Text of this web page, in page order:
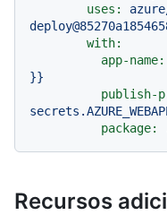
uses:
with:
app-name:
}}
publish-
package:
Recursos